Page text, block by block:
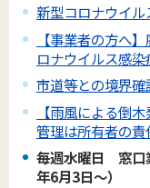
新型コロナウイ
【事業者の方へ
ロナウイルス感
市道等との境界確
【雨風による倒
管理は所有者の責
毎週水曜日 窓口
年6月3日～）